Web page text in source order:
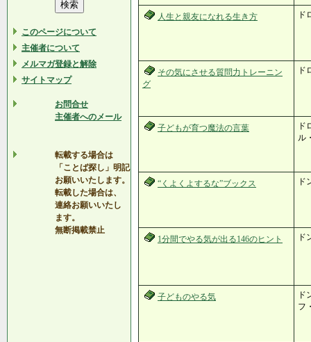
このページについて
主催者について
メルマガ登録と解除
サイトマップ
お問合せ
主催者へのメール
転載する場合は
「ことば探し」明記
お願いいたします。
転載した場合は、
連絡お願いいたし
ます。
無断掲載禁止
人生と親友になれる生き方 ド
その気にさせる質問力トレーニン
グ
ド
子どもが育つ魔法の言葉
ド
ル
“くよくよするな”ブックス ド
1分間でやる気が出る146のヒント ド
子どものやる気
ド
フ